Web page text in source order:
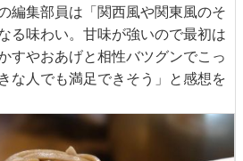
編集部員は「関西風や関東風のそ
る味わい。甘味が強いので最初は
すやおあげと相性バツグンでこっ
な人でも満足できそう」と感想を